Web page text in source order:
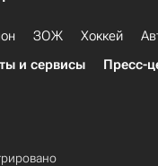
ЗОЖ Хоккей
и сервисы Пресс-